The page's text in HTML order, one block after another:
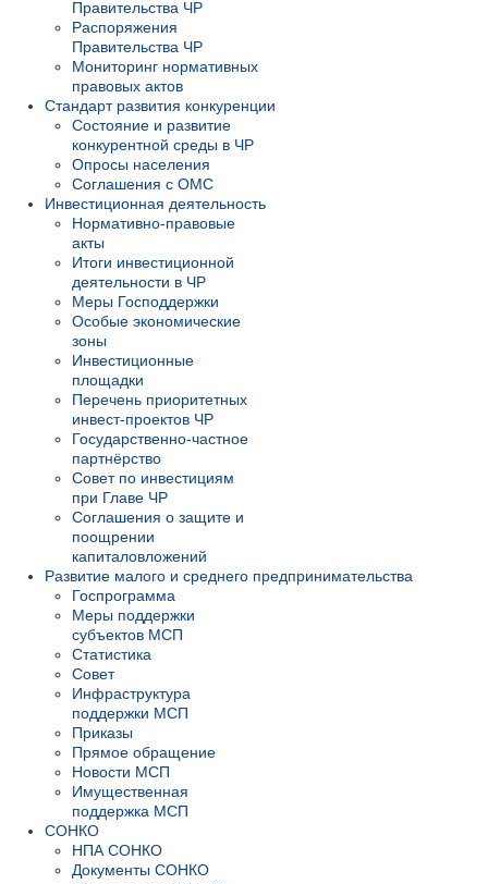
Правительства ЧР
Распоряжения
Правительства ЧР
Мониторинг нормативных
правовых актов
Стандарт развития конкуренции
Состояние и развитие
конкурентной среды в ЧР
Опросы населения
Соглашения с ОМС
Инвестиционная деятельность
Нормативно-правовые
акты
Итоги инвестиционной
деятельности в ЧР
Меры Господдержки
Особые экономические
зоны
Инвестиционные
площадки
Перечень приоритетных
инвест-проектов ЧР
Государственно-частное
партнёрство
Совет по инвестициям
при Главе ЧР
Соглашения о защите и
поощрении
капиталовложений
Развитие малого и среднего предпринимательства
Госпрограмма
Меры поддержки
субъектов МСП
Статистика
Совет
Инфраструктура
поддержки МСП
Приказы
Прямое обращение
Новости МСП
Имущественная
поддержка МСП
СОНКО
НПА СОНКО
Документы СОНКО